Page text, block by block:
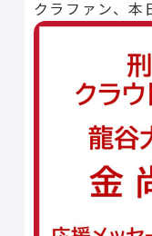
クラファン、本